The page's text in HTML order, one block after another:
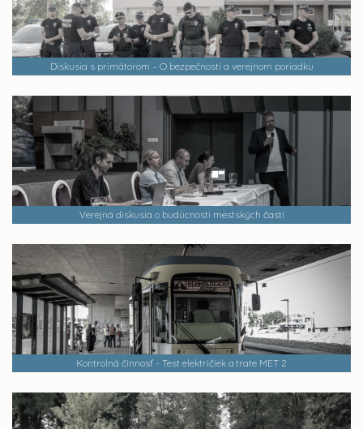
Diskusia s primátorom – O bezpečnosti a verejnom poriadku
Verejná diskusia o budúcnosti mestských častí
Kontrolná činnosť - Test električiek a trate MET 2